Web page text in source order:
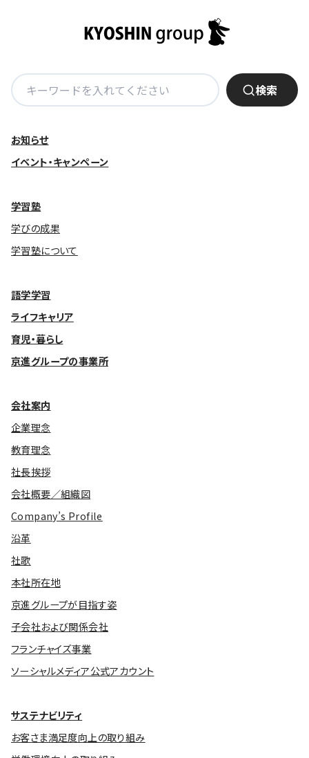
ョ
ン
検
索:
検索
お知らせ
イベント・キャンペーン
学習塾
学びの成果
学習塾について
語学学習
ライフキャリア
育児・暮らし
京進グループの事業所
会社案内
企業理念
教育理念
社長挨拶
会社概要／組織図
Company’s Profile
沿革
社歌
本社所在地
京進グループが目指す姿
子会社および関係会社
フランチャイズ事業
ソーシャルメディア公式アカウント
サステナビリティ
お客さま満足度向上の取り組み